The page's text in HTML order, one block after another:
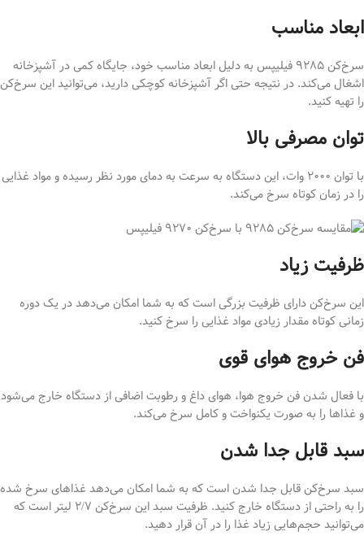
ابعاد مناسب
سرخ‌کن ۹۲۸۵ فیليپس به دليل ابعاد مناسب خود، جایگاه کمی در آشپزخانه
اشغال می‌کند. در نتیجه حتی اگر آشپزخانه کوچکی دارید، می‌توانید این سرخ‌کن
را تهیه کنید.
توان مصرفی بالا
با توان ۲۰۰۰ وات، این دستگاه به سرعت به دمای مورد نظر رسیده و مواد غذایی
را در زمان کوتاه سرخ می‌کند.
ظرفیت زیاد
این سرخ‌کن دارای ظرفیت بزرگی است که به شما امکان می‌دهد در یک دوره
زمانی کوتاه مقدار زیادی مواد غذایی را سرخ کنید.
فن خروج هوای قوی
با فعال شدن فن خروج هوا، هوای داغ و رطوبت اضافی از دستگاه خارج می‌شود
و غذاها را به صورت یکنواخت و کامل سرخ می‌کند.
سبد قابل جدا شدن
سبد سرخ‌کن قابل جدا شدن است که به شما امکان می‌دهد غذاهای سرخ شده
را به راحتی از دستگاه خارج کنید. ظرفیت سبد این سرخ‌کن ۲/۷ لیتر است که
می‌توانید حجم‌هایی زیاد غذا را در آن قرار دهید.